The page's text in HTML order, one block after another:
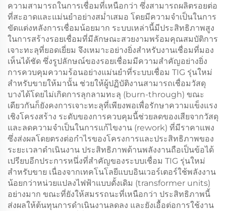
ความสามารถในการเชื่อมที่เหนือกว่า ซึ่งสามารถผลิตรอยต่อ
ที่สะอาดและแม่นยำอย่างสม่ำเสมอ โดยมีความจำเป็นในการ
ขัดแต่งหลังการเชื่อมน้อยมาก ระบบเหล่านี้มีประสิทธิภาพสูง
ในการสร้างรอยเชื่อมที่มีลักษณะสวยงามพร้อมคุณสมบัติการ
เจาะทะลุที่ยอดเยี่ยม จึงเหมาะอย่างยิ่งสำหรับงานเชื่อมที่มอง
เห็นได้ชัด ซึ่งรูปลักษณ์ของรอยเชื่อมมีความสำคัญอย่างยิ่ง
การควบคุมความร้อนอย่างแม่นยำที่ระบบเชื่อม TIG รุ่นใหม่
สำหรับขายให้มานั้น ช่วยให้ผู้ปฏิบัติงานสามารถเชื่อมวัสดุ
บางได้โดยไม่เกิดการลุกลามทะลุ (burn-through) ขณะ
เดียวกันก็ยังคงการเจาะทะลุที่เพียงพอเพื่อรักษาความแข็งแรง
เชิงโครงสร้าง ระดับของการควบคุมนี้ช่วยลดของเสียจากวัสดุ
และลดความจำเป็นในการแก้ไขงาน (rework) ที่มีราคาแพง
ซึ่งส่งผลโดยตรงต่อกำไรของโครงการและประสิทธิภาพของ
ระยะเวลาดำเนินงาน ประสิทธิภาพด้านพลังงานถือเป็นข้อได้
เปรียบอีกประการหนึ่งที่สำคัญของระบบเชื่อม TIG รุ่นใหม่
สำหรับขาย เนื่องจากเทคโนโลยีแบบอินเวอร์เตอร์ใช้พลังงาน
น้อยกว่าหน่วยแปลงไฟฟ้าแบบดั้งเดิม (transformer units)
อย่างมาก ขณะที่ยังให้สมรรถนะที่เหนือกว่า ประสิทธิภาพนี้
ส่งผลให้ต้นทุนการดำเนินงานลดลง และยังเอื้อต่อการใช้งาน